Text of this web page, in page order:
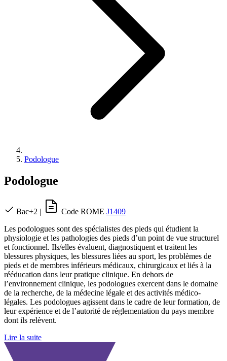
Podologue
Podologue
Bac+2 | Code ROME J1409
Les podologues sont des spécialistes des pieds qui étudient la
physiologie et les pathologies des pieds d’un point de vue structurel
et fonctionnel. Ils/elles évaluent, diagnostiquent et traitent les
blessures physiques, les blessures liées au sport, les problèmes de
pieds et de membres inférieurs médicaux, chirurgicaux et liés à la
rééducation dans leur pratique clinique. En dehors de
l’environnement clinique, les podologues exercent dans le domaine
de la recherche, de la médecine légale et des activités médico-
légales. Les podologues agissent dans le cadre de leur formation, de
leur expérience et de l’autorité de réglementation du pays membre
dont ils relèvent.
Lire la suite